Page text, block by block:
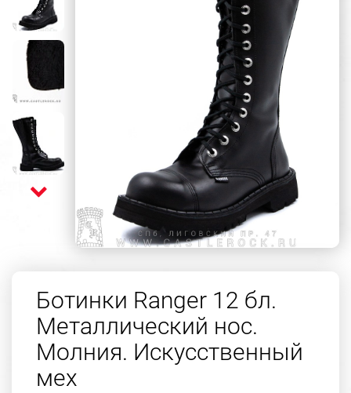
Ботинки Ranger 12 бл.
Металлический нос.
Молния. Искусственный
мех